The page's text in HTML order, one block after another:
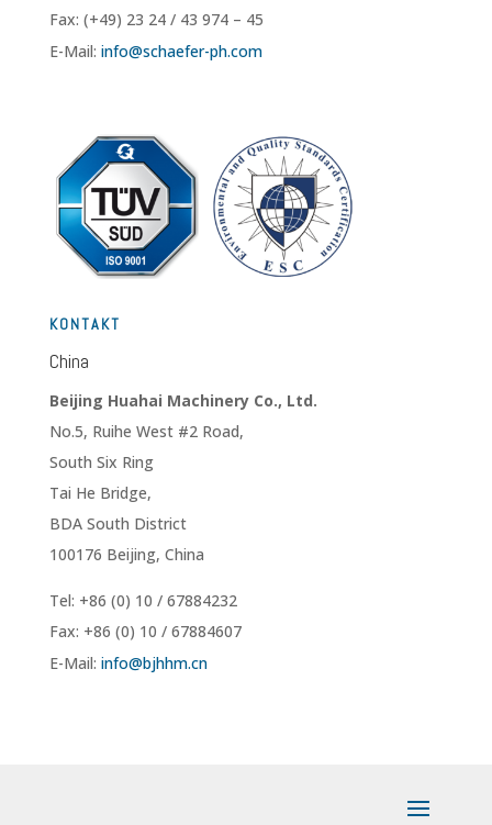
Fax: (+49) 23 24 / 43 974 – 45
E-Mail: info@schaefer-ph.com
KONTAKT
China
Beijing Huahai Machinery Co., Ltd.
No.5, Ruihe West #2 Road,
South Six Ring
Tai He Bridge,
BDA South District
100176 Beijing, China
Tel: +86 (0) 10 / 67884232
Fax: +86 (0) 10 / 67884607
E-Mail: info@bjhhm.cn